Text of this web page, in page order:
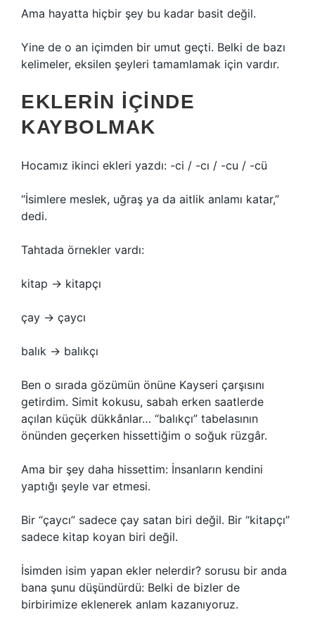
Ama hayatta hiçbir şey bu kadar basit değil.
Yine de o an içimden bir umut geçti. Belki de bazı
kelimeler, eksilen şeyleri tamamlamak için vardır.
EKLERIN İÇINDE
KAYBOLMAK
Hocamız ikinci ekleri yazdı: -ci / -cı / -cu / -cü
“İsimlere meslek, uğraş ya da aitlik anlamı katar,”
dedi.
Tahtada örnekler vardı:
kitap → kitapçı
çay → çaycı
balık → balıkçı
Ben o sırada gözümün önüne Kayseri çarşısını
getirdim. Simit kokusu, sabah erken saatlerde
açılan küçük dükkânlar… “balıkçı” tabelasının
önünden geçerken hissettiğim o soğuk rüzgâr.
Ama bir şey daha hissettim: İnsanların kendini
yaptığı şeyle var etmesi.
Bir “çaycı” sadece çay satan biri değil. Bir “kitapçı”
sadece kitap koyan biri değil.
İsimden isim yapan ekler nelerdir? sorusu bir anda
bana şunu düşündürdü: Belki de bizler de
birbirimize eklenerek anlam kazanıyoruz.